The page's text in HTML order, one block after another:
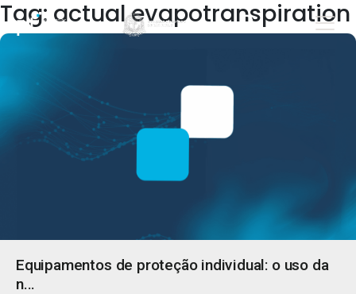
Tag: actual evapotranspiration
Equipamentos de proteção individual: o uso da
n...